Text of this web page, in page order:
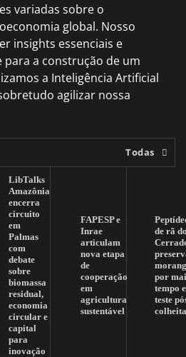
variadas sobre o
global. Nosso
insights essenciais e
a construção de um
a Inteligência Artificial
agilizar nossa
Todas
LibTalks
Amazônia
encerra
circuito
em
Palmas
com
debate
sobre
biomassa
residual,
economia
circular e
capital
para
inovação
FAPESP e
Inrae
articulam
nova etapa
de
cooperação
em
agricultura
sustentável
de rã
por
tempo
teste